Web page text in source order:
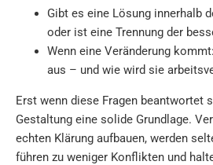
Gibt es eine Lösung innerhalb
oder ist eine Trennung der
Wenn eine Veränderung
aus – und wie wird sie
Erst wenn diese Fragen beantwortet
Gestaltung eine solide Grundlage.
echten Klärung aufbauen, werden
führen zu weniger Konflikten und